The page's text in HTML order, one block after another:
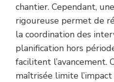
chantier. Cependant,
rigoureuse permet de
la coordination des
planification hors
facilitent l’avancement.
maîtrisée limite